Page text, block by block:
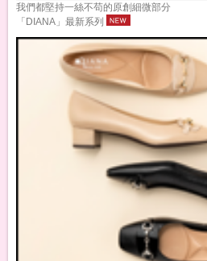
我們都堅持一絲不苟的原創細微部分
「DIANA」最新系列